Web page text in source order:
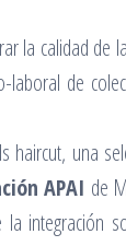
la calidad de
laboral de
haircut, una
APAI de
integración